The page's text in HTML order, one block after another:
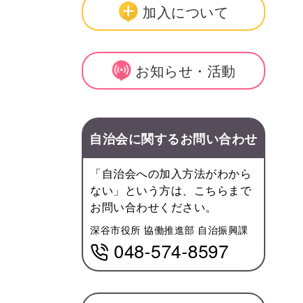
加入について
お知らせ・活動
自治会に関するお問い合わせ
「自治会への加入方法がわから
ない」という方は、こちらまで
お問い合わせください。
深谷市役所 協働推進部 自治振興課
048-574-8597